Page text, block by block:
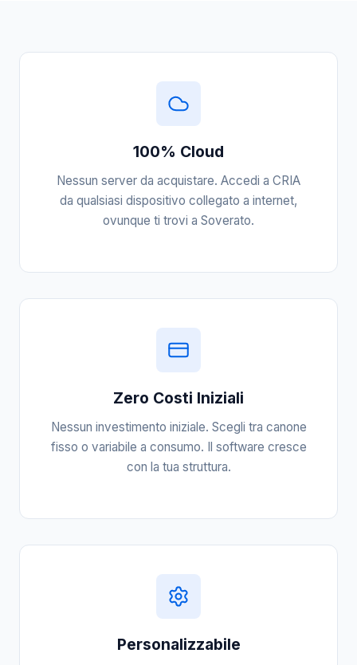
100% Cloud
Nessun server da acquistare. Accedi a CRIA
da qualsiasi dispositivo collegato a internet,
ovunque ti trovi a Soverato.
Zero Costi Iniziali
Nessun investimento iniziale. Scegli tra canone
fisso o variabile a consumo. Il software cresce
con la tua struttura.
Personalizzabile